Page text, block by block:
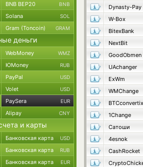
Dynasty-Pay
W-Box
BitexBank
NextBit
GoodObmen
UAchanger
ExWm
WMChange
BTCconvertix
1Change
Сатоши
4esnok
CashRocket
BNB BEP20 BNB
Solana SOL
Gram (Toncoin) GRAM
деньги
WebMoney WMZ
ЮMoney RUB
PayPal USD
Volet USD
PaySera EUR
Alipay CNY
и карты
Банковская карта USD
Банковская карта RUB
Банковская карта EUR